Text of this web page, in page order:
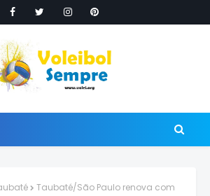
Taubaté/São Paulo renova com